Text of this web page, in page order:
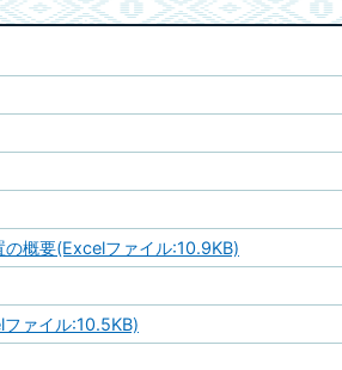
概要(Excelファイル:10.9KB)
ァイル:10.5KB)